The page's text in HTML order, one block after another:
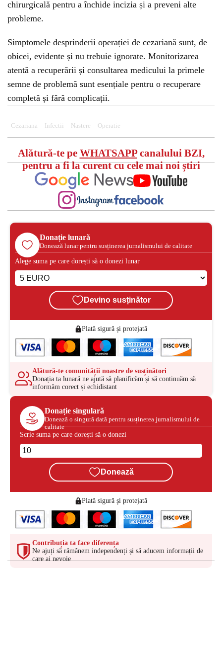
chirurgicală pentru a închide incizia și a preveni alte
probleme.
Simptomele desprinderii operației de cezariană sunt, de
obicei, evidente și nu trebuie ignorate. Monitorizarea
atentă a recuperării și consultarea medicului la primele
semne de problemă sunt esențiale pentru o recuperare
completă și fără complicații.
Cezariana Infectii Nastere Operatie
Alătură-te pe WHATSAPPcanalului BZI,
pentru a fi la curent cu cele mai noi știri
Donație lunară
Donează lunar pentru susținerea jurnalismului de calitate
Alege suma pe care dorești să o donezi lunar
Devino susținător
Plată sigură și protejată
Alătură-te comunității noastre de susținători
Donația ta lunară ne ajută să planificăm și să continuăm să
informăm corect și echidistant
Donație singulară
Donează o singură dată pentru susținerea jurnalismului de
calitate
Scrie suma pe care dorești să o donezi
Donează
Plată sigură și protejată
Contribuția ta face diferența
Ne ajuți să rămânem independenți și să aducem informații de
care ai nevoie